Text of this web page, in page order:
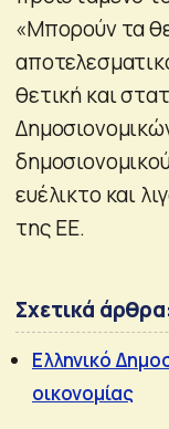
«Μπορούν τα
θετική και
ευέλικτο και
της ΕΕ.
Σχετικά
Ελληνικό
οικονομίας